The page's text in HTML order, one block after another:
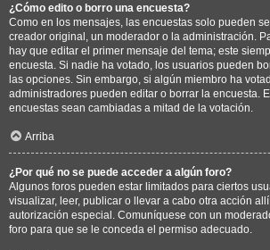
¿Cómo edito o borro una encuesta?
Como en los mensajes, las encuestas solo pueden
creador original, un moderador o la administración.
hay que editar el primer mensaje del tema; este
encuesta. Si nadie ha votado, los usuarios pueden
las opciones. Sin embargo, si algún miembro ha
administradores pueden editar o borrar la encuesta.
encuestas sean cambiadas a mitad de la votación.
Arriba
¿Por qué no se puede acceder a algún foro?
Algunos foros pueden estar limitados para ciertos
visualizar, leer, publicar o llevar a cabo otra acción
autorización especial. Comuníquese con un
foro para que se le conceda el permiso adecuado.